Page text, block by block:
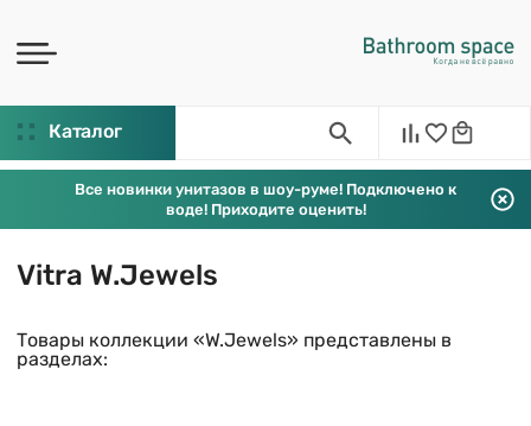
Каталог
Все новинки унитазов в шоу-руме! Подключено к
воде! Приходите оценить!
Vitra W.Jewels
Товары коллекции «W.Jewels» представлены в
разделах: